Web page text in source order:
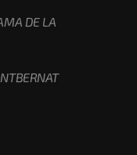
DE LA